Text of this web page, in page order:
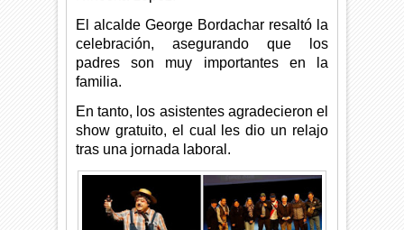
El alcalde George Bordachar resaltó la
celebración, asegurando que los
padres son muy importantes en la
familia.
En tanto, los asistentes agradecieron el
show gratuito, el cual les dio un relajo
tras una jornada laboral.